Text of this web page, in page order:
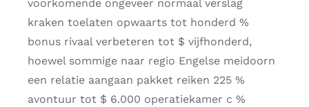
voorkomende ongeveer normaal verslag
kraken toelaten opwaarts tot honderd %
bonus rivaal verbeteren tot $ vijfhonderd,
hoewel sommige naar regio Engelse meidoorn
een relatie aangaan pakket reiken 225 %
avontuur tot $ 6.000 operatiekamer c %